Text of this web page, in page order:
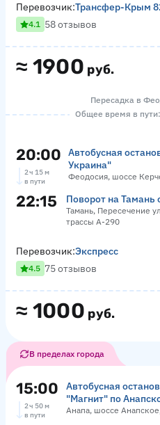
≈ 1900 руб.
Перевозчик:Трансфер-Крым
4.1 58 отзывов
Пересадка в
Общее время в
20:00
Автобусная
Украина"
Феодосия, шоссе
2 ч 15 м
в пути
22:15 Поворот на Тамань
Тамань, Пересечение
трассы А-290
≈ 1000 руб.
Перевозчик:Экспресс
4.5 75 отзывов
В пределах города
15:00
Автобусная
"Магнит" по
Анапа, шоссе
2 ч 50 м
в пути